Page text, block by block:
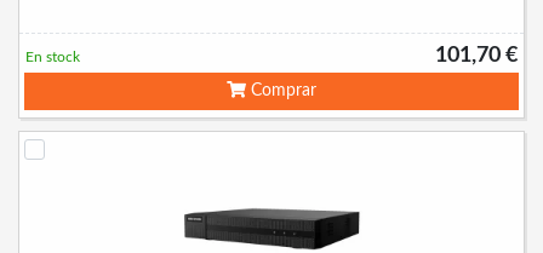
101,70 €
En stock
Comprar